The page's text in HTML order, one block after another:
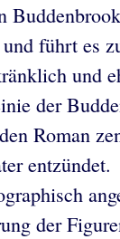
führt es
und
der
Roman
entzündet.
der